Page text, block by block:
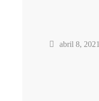
abril 8, 2021